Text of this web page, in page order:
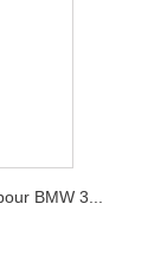
BMW 3...